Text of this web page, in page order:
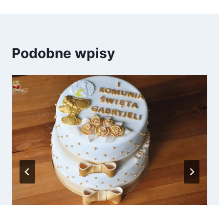
Podobne wpisy